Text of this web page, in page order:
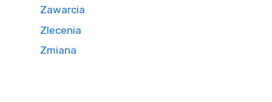
Zawarcia
Zlecenia
Zmiana